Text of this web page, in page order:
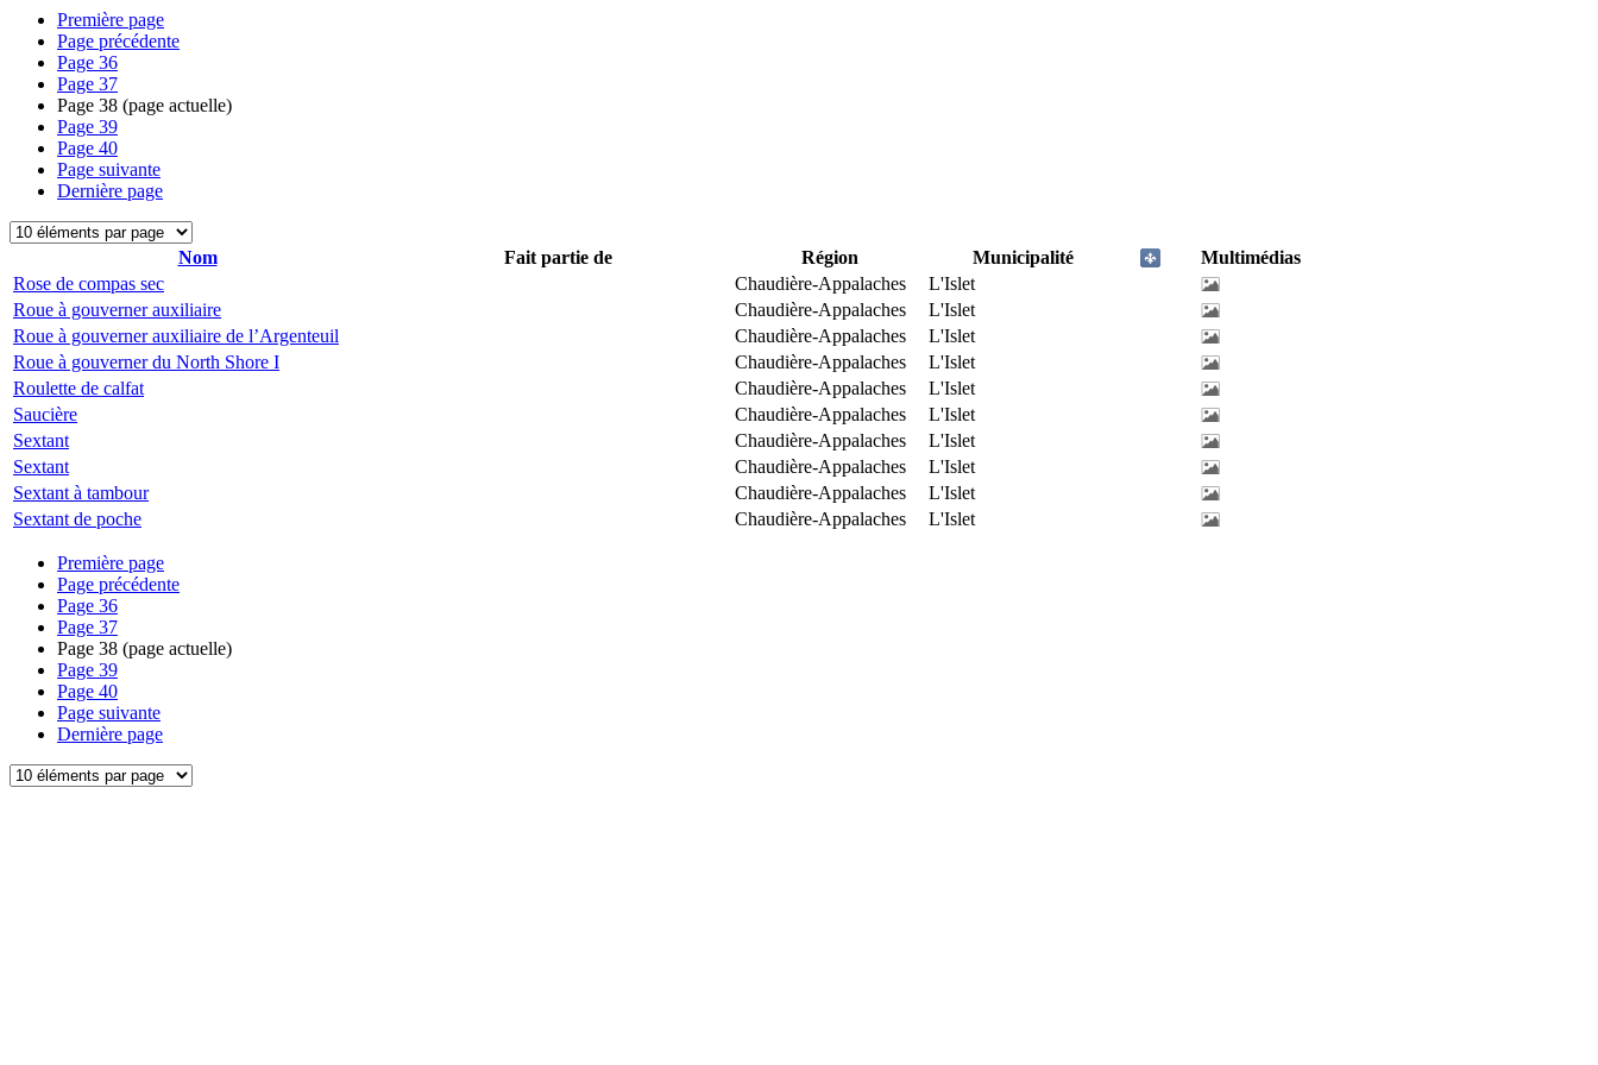
Première page
Page précédente
Page 36
Page 37
Page 38 (page actuelle)
Page 39
Page 40
Page suivante
Dernière page
Nom Fait partie de Région Municipalité
Multimédias
Rose de compas sec
Chaudière-Appalaches
L'Islet
Roue à gouverner auxiliaire
Chaudière-Appalaches
L'Islet
Roue à gouverner auxiliaire de l’Argenteuil
Chaudière-Appalaches
L'Islet
Roue à gouverner du North Shore I
Chaudière-Appalaches
L'Islet
Roulette de calfat
Chaudière-Appalaches
L'Islet
Saucière
Chaudière-Appalaches
L'Islet
Sextant
Chaudière-Appalaches
L'Islet
Sextant
Chaudière-Appalaches
L'Islet
Sextant à tambour
Chaudière-Appalaches
L'Islet
Sextant de poche
Chaudière-Appalaches L'Islet
Première page
Page précédente
Page 36
Page 37
Page 38 (page actuelle)
Page 39
Page 40
Page suivante
Dernière page